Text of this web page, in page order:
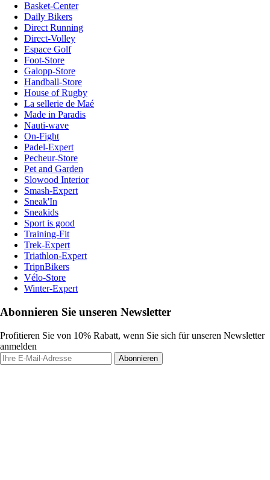
Basket-Center
Daily Bikers
Direct Running
Direct-Volley
Espace Golf
Foot-Store
Galopp-Store
Handball-Store
House of Rugby
La sellerie de Maé
Made in Paradis
Nauti-wave
On-Fight
Padel-Expert
Pecheur-Store
Pet and Garden
Slowood Interior
Smash-Expert
Sneak'In
Sneakids
Sport is good
Training-Fit
Trek-Expert
Triathlon-Expert
TripnBikers
Vélo-Store
Winter-Expert
Abonnieren Sie unseren Newsletter
Profitieren Sie von 10% Rabatt, wenn Sie sich für unseren Newsletter
anmelden
Abonnieren